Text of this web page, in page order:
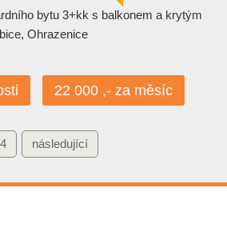
bytu 3+kk s balkonem a krytým
Ohrazenice
22 000 ,- za měsíc
4 následující